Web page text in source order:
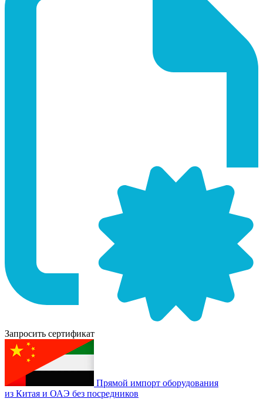
Запросить сертификат
Прямой импорт оборудования
из Китая и ОАЭ без посредников